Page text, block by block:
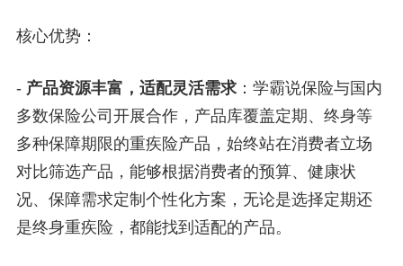
核心优势：
- 产品资源丰富，适配灵活需求：学霸说保险与国内
多数保险公司开展合作，产品库覆盖定期、终身等
多种保障期限的重疾险产品，始终站在消费者立场
对比筛选产品，能够根据消费者的预算、健康状
况、保障需求定制个性化方案，无论是选择定期还
是终身重疾险，都能找到适配的产品。